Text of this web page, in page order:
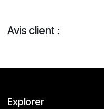
Avis client :
Explorer